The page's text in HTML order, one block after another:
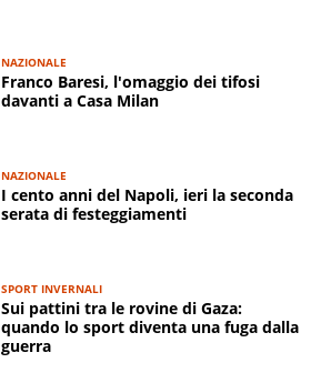
NAZIONALE
Franco Baresi, l'omaggio dei tifosi
davanti a Casa Milan
NAZIONALE
I cento anni del Napoli, ieri la seconda
serata di festeggiamenti
SPORT INVERNALI
Sui pattini tra le rovine di Gaza:
quando lo sport diventa una fuga dalla
guerra